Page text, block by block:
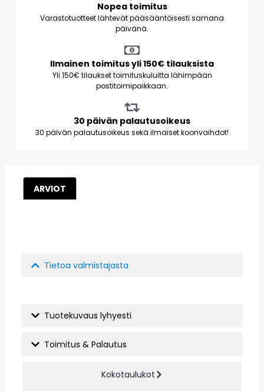
Nopea toimitus
Varastotuotteet lähtevät pääsääntöisesti samana
päivänä.
Ilmainen toimitus yli 150€ tilauksista
Yli 150€ tilaukset toimituskuluitta lähimpään
postitoimipaikkaan.
30 päivän palautusoikeus
30 päivän palautusoikeus sekä ilmaiset koonvaihdot!
ARVIOT
Tietoa valmistajasta
Tuotekuvaus lyhyesti
Toimitus & Palautus
Kokotaulukot